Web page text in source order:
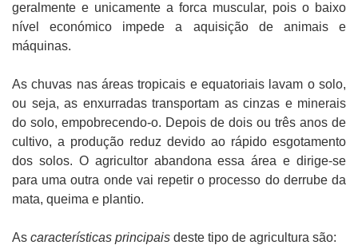
geralmente e unicamente a forca muscular, pois o baixo
nível económico impede a aquisição de animais e
máquinas.
As chuvas nas áreas tropicais e equatoriais lavam o solo,
ou seja, as enxurradas transportam as cinzas e minerais
do solo, empobrecendo-o. Depois de dois ou três anos de
cultivo, a produção reduz devido ao rápido esgotamento
dos solos. O agricultor abandona essa área e dirige-se
para uma outra onde vai repetir o processo do derrube da
mata, queima e plantio.
As características principais deste tipo de agricultura são: